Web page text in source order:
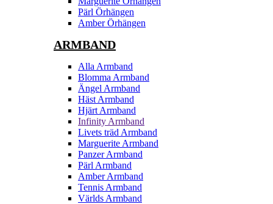
Pärl Örhängen
Amber Örhängen
ARMBAND
Alla Armband
Blomma Armband
Ängel Armband
Häst Armband
Hjärt Armband
Infinity Armband
Livets träd Armband
Marguerite Armband
Panzer Armband
Pärl Armband
Amber Armband
Tennis Armband
Världs Armband